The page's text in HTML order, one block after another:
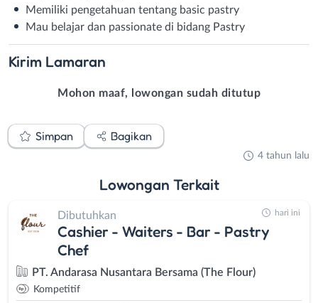
Memiliki pengetahuan tentang basic pastry
Mau belajar dan passionate di bidang Pastry
Kirim Lamaran
Mohon maaf, lowongan sudah ditutup
Simpan Bagikan
4 tahun lalu
Lowongan Terkait
Dibutuhkan
Cashier - Waiters - Bar - Pastry
Chef
PT. Andarasa Nusantara Bersama (The Flour)
Kompetitif
hari ini